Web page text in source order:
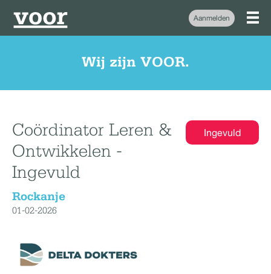
Aanmelden
Wij zijn VOOR.
Ingevuld
Coördinator Leren &
Ontwikkelen -
Ingevuld
Rockanje
01-02-2026